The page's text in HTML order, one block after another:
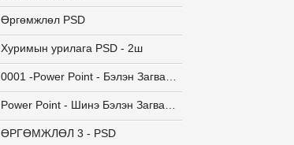
Өргөмжлөл PSD
Хуримын урилага PSD - 2ш
ӨРГӨМЖЛӨЛ 3 - PSD